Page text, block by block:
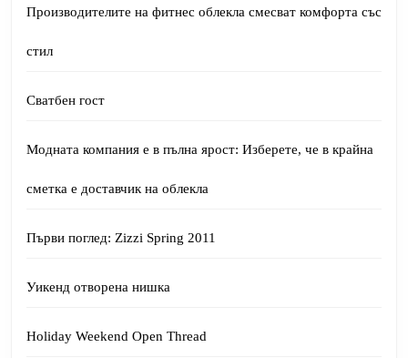
Производителите на фитнес облекла смесват комфорта със
стил
Сватбен гост
Модната компания е в пълна ярост: Изберете, че в крайна
сметка е доставчик на облекла
Първи поглед: Zizzi Spring 2011
Уикенд отворена нишка
Holiday Weekend Open Thread